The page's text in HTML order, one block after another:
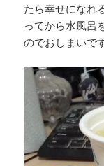
たら幸せになれ
ってから水風呂
のでおしまいで